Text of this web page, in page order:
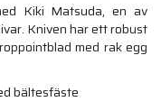
Kiki Matsuda, en av
Kniven har ett robust
med rak egg
bältesfäste